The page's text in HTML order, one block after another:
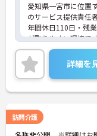
愛知県一宮市に位置
のサービス提供責任
年間休日110日・残
が取りやすい環境で
ご興味ある方には、
詳細をお話しいたし
い。
詳細を
訪問介護